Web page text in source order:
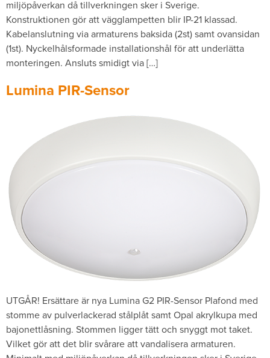
miljöpåverkan då tillverkningen sker i Sverige.
Konstruktionen gör att vägglampetten blir IP-21 klassad.
Kabelanslutning via armaturens baksida (2st) samt ovansidan
(1st). Nyckelhålsformade installationshål för att underlätta
monteringen. Ansluts smidigt via […]
Lumina PIR-Sensor
UTGÅR! Ersättare är nya Lumina G2 PIR-Sensor Plafond med
stomme av pulverlackerad stålplåt samt Opal akrylkupa med
bajonettlåsning. Stommen ligger tätt och snyggt mot taket.
Vilket gör att det blir svårare att vandalisera armaturen.